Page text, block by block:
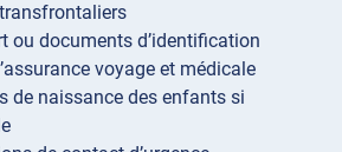
ou documents d’identification
voyage et médicale
de naissance des enfants si